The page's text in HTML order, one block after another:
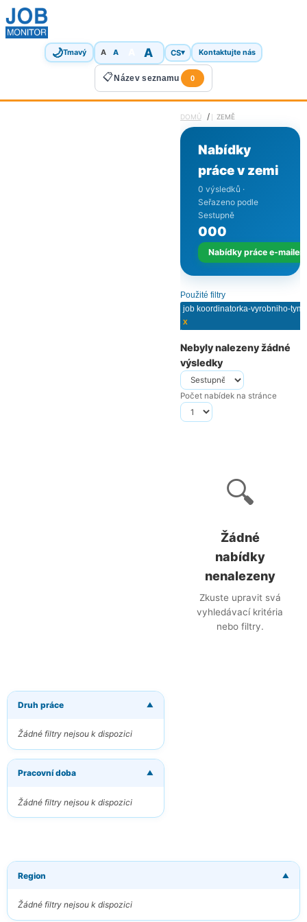
🌙Tmavý A A A CS▾ Kontaktujte nás
📋Název seznamu 0
DOMŮ / ZEMĚ
Nabídky
práce v zemi
0 výsledků ·
Seřazeno podle
Sestupně
000
Nabídky práce e-mailem
Použité filtry
x
Nebyly nalezeny žádné
výsledky
Počet nabídek na stránce
🔍
Žádné
nabídky
nenalezeny
Zkuste upravit svá
vyhledávací kritéria
nebo filtry.
Druh práce ▼
Žádné filtry nejsou k dispozici
Pracovní doba ▼
Žádné filtry nejsou k dispozici
Region ▼
Žádné filtry nejsou k dispozici